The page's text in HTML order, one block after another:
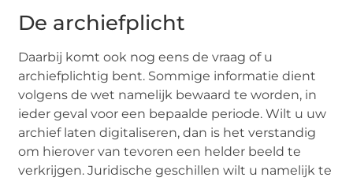
De archiefplicht
Daarbij komt ook nog eens de vraag of u
archiefplichtig bent. Sommige informatie dient
volgens de wet namelijk bewaard te worden, in
ieder geval voor een bepaalde periode. Wilt u uw
archief laten digitaliseren, dan is het verstandig
om hierover van tevoren een helder beeld te
verkrijgen. Juridische geschillen wilt u namelijk te